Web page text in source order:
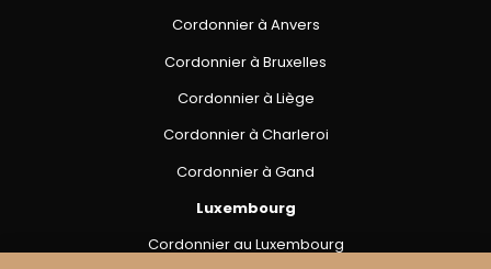
Cordonnier à Anvers
Cordonnier à Bruxelles
Cordonnier à Liège
Cordonnier à Charleroi
Cordonnier à Gand
Luxembourg
Cordonnier au Luxembourg